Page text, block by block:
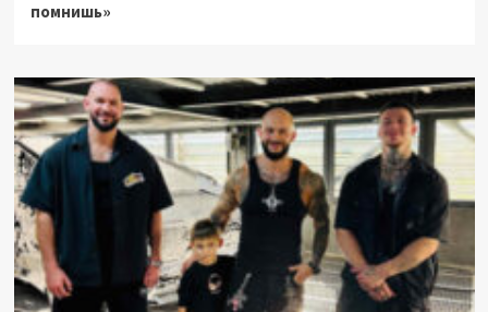
помнишь»